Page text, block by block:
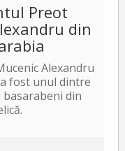
Preot
din
Alexandru
fost unul dintre
din